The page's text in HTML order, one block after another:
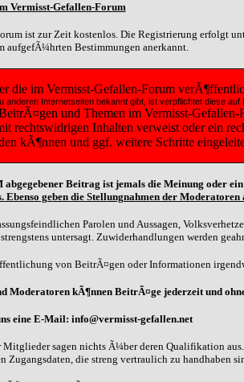
Vermisst-Gefallen-Forum
ist zur Zeit kostenlos. Die Registrierung erfolgt
aufgefÃ¼hrten Bestimmungen anerkannt.
die im Vermisst-Gefallen-Forum
anderen Internetseiten bekannt gibt, ist verpflichtet diese
und Themen im Vermisst-
rechtswidrigen Inhalten verweist oder ein
kÃ¶nnen und ggf. weitere Schritte
Beitrag ist jemals die Meinung oder ein
Ebenso geben die Stellungnahmen der
Parolen und Aussagen,
untersagt. Zuwiderhandlungen werden
von BeitrÃ¤gen oder Informationen
Moderatoren kÃ¶nnen BeitrÃ¤ge jederzeit und
eine E-Mail: info@vermisst-gefallen.net
sagen nichts Ã¼ber deren Qualifikation
Zugangsdaten, die streng vertraulich zu handhaben